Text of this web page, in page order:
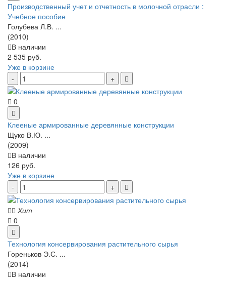
Производственный учет и отчетность в молочной отрасли :
Учебное пособие
Голубева Л.В. ...
(2010)
В наличии
2 535 руб.
Уже в корзине
0
Клееные армированные деревянные конструкции
Щуко В.Ю. ...
(2009)
В наличии
126 руб.
Уже в корзине
Хит
0
Технология консервирования растительного сырья
Гореньков Э.С. ...
(2014)
В наличии